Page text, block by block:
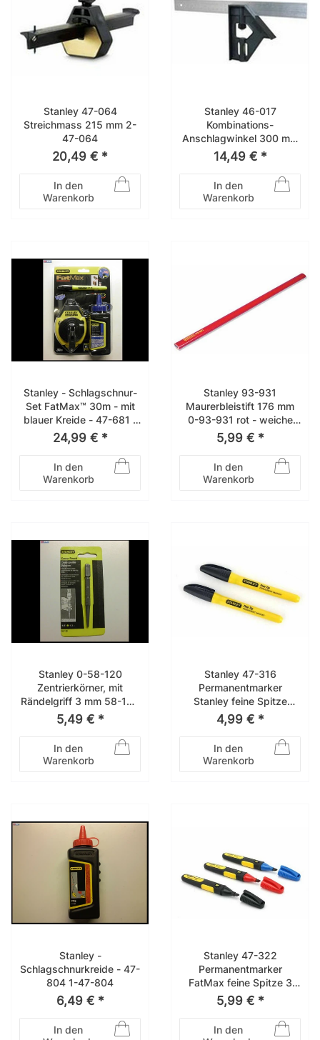
Stanley 47-064
Streichmass 215 mm 2-
47-064
20,49 € *
In den
Warenkorb
Stanley 46-017
Kombinations-
Anschlagwinkel 300 mm
2-46-017
Anschlagwinkel
14,49 € *
In den
Warenkorb
Stanley - Schlagschnur-
Set FatMax™ 30m - mit
blauer Kreide - 47-681 -
0-47-681
24,99 € *
In den
Warenkorb
Stanley 93-931
Maurerbleistift 176 mm
0-93-931 rot - weiche
Mine
5,99 € *
In den
Warenkorb
Stanley 0-58-120
Zentrierkörner, mit
Rändelgriff 3 mm 58-120
Körner
5,49 € *
In den
Warenkorb
Stanley 47-316
Permanentmarker
Stanley feine Spitze
schwarz 2 Stck 0-47-
316
4,99 € *
In den
Warenkorb
Stanley -
Schlagschnurkreide - 47-
804 1-47-804
6,49 € *
In den
Stanley 47-322
Permanentmarker
FatMax feine Spitze 3
Stck 0-47-322
5,99 € *
In den